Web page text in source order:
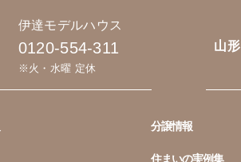
伊達モデルハウス
0120-554-311
※火・水曜 定休
山形
分譲情報
住まいの実例集